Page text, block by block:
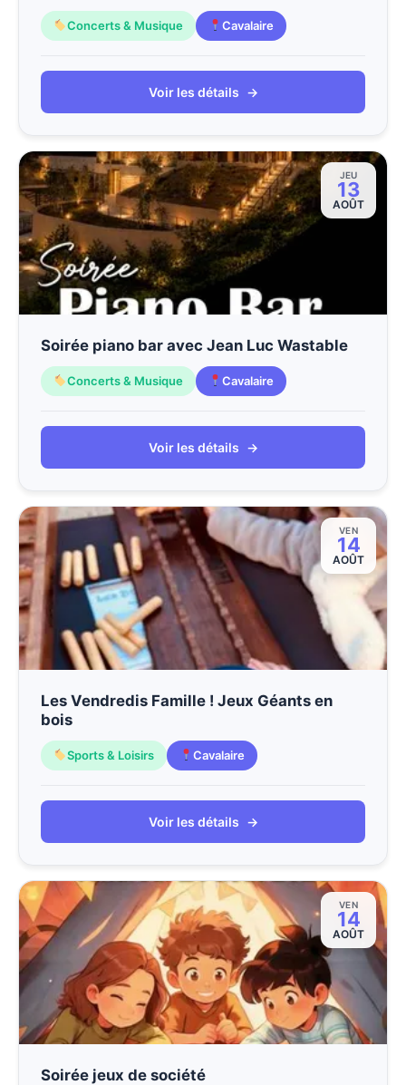
Concerts & Musique Cavalaire
Voir les détails →
JEU
13
AOÛT
Soirée piano bar avec Jean Luc Wastable
Concerts & Musique Cavalaire
Voir les détails →
VEN
14
AOÛT
Les Vendredis Famille ! Jeux Géants en
bois
Sports & Loisirs Cavalaire
Voir les détails →
VEN
14
AOÛT
Soirée jeux de société